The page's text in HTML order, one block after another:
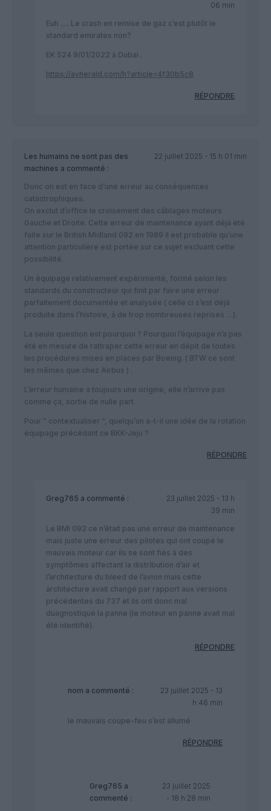
06 min
Euh …. Le crash en remise de gaz c’est plutôt le
standard emirates non?
EK 524 9/01/2022 à Dubai .
https://avherald.com/h?article=4f30b5c8
RÉPONDRE
Les humains ne sont pas des
machines a commenté :
22 juillet 2025 - 15 h 01 min
Donc on est en face d’une erreur au conséquences
catastrophiques.
On exclut d’office le croisement des câblages moteurs
Gauche et Droite. Cette erreur de maintenance ayant déjà été
faite sur le British Midland 092 en 1989 il est probable qu’une
attention particulière est portée sur ce sujet excluant cette
possibilité.
Un équipage relativement expérimenté, formé selon les
standards du constructeur qui finit par faire une erreur
parfaitement documentée et analysée ( celle ci s’est déjà
produite dans l’histoire, à de trop nombreuses reprises …).
La seule question est pourquoi ? Pourquoi l’équipage n’a pas
été en mesure de rattraper cette erreur en dépit de toutes
les procédures mises en places par Boeing. ( BTW ce sont
les mêmes que chez Airbus ) .
L’erreur humaine a toujours une origine, elle n’arrive pas
comme ça, sortie de nulle part.
Pour ” contextualiser “, quelqu’un a-t-il une idée de la rotation
équipage précédant ce BKK-Jeju ?
RÉPONDRE
Greg765 a commenté :
23 juillet 2025 - 13 h
39 min
Le BMI 092 ce n’était pas une erreur de maintenance
mais juste une erreur des pilotes qui ont coupé le
mauvais moteur car ils se sont fiés à des
symptômes affectant la distribution d’air et
l’architecture du bleed de l’avion mais cette
architecture avait changé par rapport aux versions
précédentes du 737 et ils ont donc mal
duagnostiqué la panne (le moteur en panne avait mal
été identifié).
RÉPONDRE
nom a commenté :
23 juillet 2025 - 13
h 46 min
le mauvais coupe-feu s’est allumé
RÉPONDRE
Greg765 a
commenté :
23 juillet 2025
- 18 h 28 min